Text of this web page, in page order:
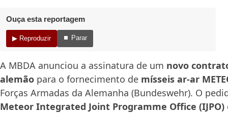
Ouça esta reportagem
▶ Reproduzir ⏹ Parar
A MBDA anunciou a assinatura de um novo
alemão para o fornecimento de mísseis ar-ar
Forças Armadas da Alemanha (Bundeswehr). O
Meteor Integrated Joint Programme Office (IJPO)